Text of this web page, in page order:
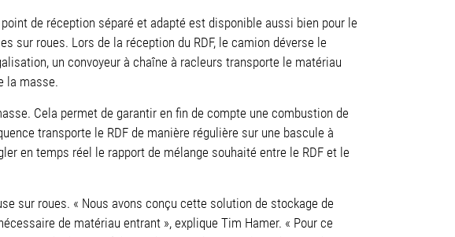
de réception séparé et adapté est disponible aussi bien pour le
sur roues. Lors de la réception du RDF, le camion déverse le
un convoyeur à chaîne à racleurs transporte le matériau
la masse.
Cela permet de garantir en fin de compte une combustion de
transporte le RDF de manière régulière sur une bascule à
en temps réel le rapport de mélange souhaité entre le RDF et le
sur roues. « Nous avons conçu cette solution de stockage de
de matériau entrant », explique Tim Hamer. « Pour ce